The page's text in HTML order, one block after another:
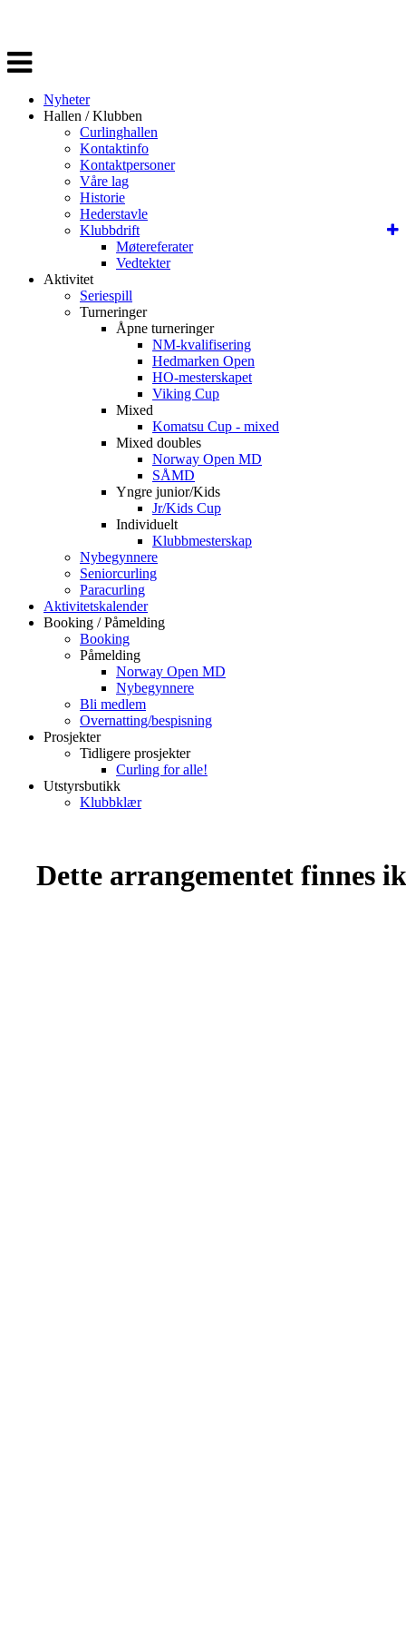
Veksle
navigasjon
Nyheter
Hallen / Klubben
Curlinghallen
Kontaktinfo
Kontaktpersoner
Våre lag
Historie
Hederstavle
Klubbdrift
Møtereferater
Vedtekter
Aktivitet
Seriespill
Turneringer
Åpne turneringer
NM-kvalifisering
Hedmarken Open
HO-mesterskapet
Viking Cup
Mixed
Komatsu Cup - mixed
Mixed doubles
Norway Open MD
SÅMD
Yngre junior/Kids
Jr/Kids Cup
Individuelt
Klubbmesterskap
Nybegynnere
Seniorcurling
Paracurling
Aktivitetskalender
Booking / Påmelding
Booking
Påmelding
Norway Open MD
Nybegynnere
Bli medlem
Overnatting/bespisning
Prosjekter
Tidligere prosjekter
Curling for alle!
Utstyrsbutikk
Klubbklær
Dette arrangementet finnes